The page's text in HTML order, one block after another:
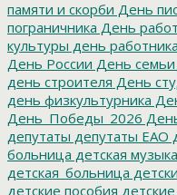
памяти и скорби День
пограничника День
культуры день
День России День семьи
день строителя День
день физкультурника
День_Победы_2026
депутаты депутаты ЕАО
больница детская
детская_больница
детские пособия